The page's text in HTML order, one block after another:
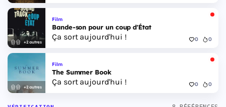
+2 autres
Film
Bande-son pour un coup d'État
Ça sort aujourd'hui ! 0 0
+2 autres
Film
The Summer Book
Ça sort aujourd'hui ! 0 0